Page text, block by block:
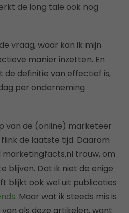
de long tale ook nog
vraag, waar kan ik mijn
manier inzetten. En
de definitie van effectief is,
per onderneming
van de (online) marketeer
de laatste tijd. Daarom
marketingfacts.nl trouw, om
blijven. Dat ik niet de enige
blijkt ook wel uit publicaties
. Maar wat ik steeds mis is
als deze artikelen, want